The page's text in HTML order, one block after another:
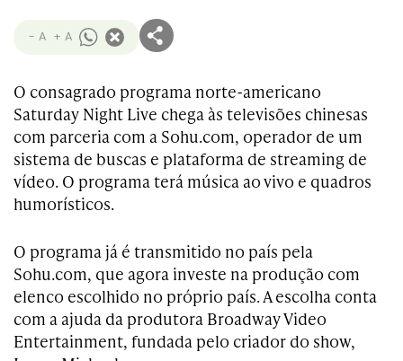
- A + A
O consagrado programa norte-americano
Saturday Night Live chega às televisões chinesas
com parceria com a Sohu.com, operador de um
sistema de buscas e plataforma de streaming de
vídeo. O programa terá música ao vivo e quadros
humorísticos.
O programa já é transmitido no país pela
Sohu.com, que agora investe na produção com
elenco escolhido no próprio país. A escolha conta
com a ajuda da produtora Broadway Video
Entertainment, fundada pelo criador do show,